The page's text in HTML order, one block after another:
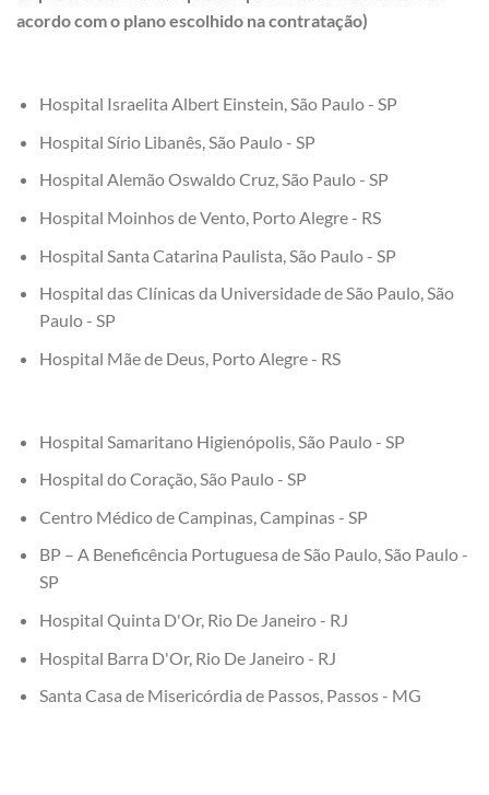
acordo com o plano escolhido na contratação)
Hospital Israelita Albert Einstein, São Paulo - SP
Hospital Sírio Libanês, São Paulo - SP
Hospital Alemão Oswaldo Cruz, São Paulo - SP
Hospital Moinhos de Vento, Porto Alegre - RS
Hospital Santa Catarina Paulista, São Paulo - SP
Hospital das Clínicas da Universidade de São Paulo, São
Paulo - SP
Hospital Mãe de Deus, Porto Alegre - RS
Hospital Samaritano Higienópolis, São Paulo - SP
Hospital do Coração, São Paulo - SP
Centro Médico de Campinas, Campinas - SP
BP – A Beneficência Portuguesa de São Paulo, São Paulo -
SP
Hospital Quinta D'Or, Rio De Janeiro - RJ
Hospital Barra D'Or, Rio De Janeiro - RJ
Santa Casa de Misericórdia de Passos, Passos - MG